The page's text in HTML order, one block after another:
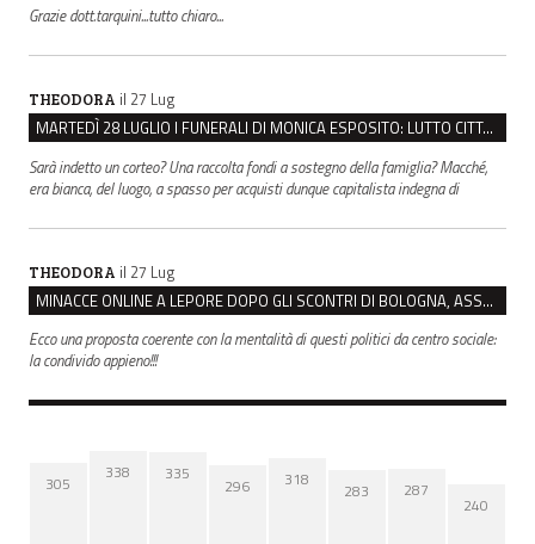
Grazie dott.tarquini...tutto chiaro...
THEODORA il 27 Lug
MARTEDÌ 28 LUGLIO I FUNERALI DI MONICA ESPOSITO: LUTTO CITTADINO A MODENA E NONANTOLA
Sarà indetto un corteo? Una raccolta fondi a sostegno della famiglia? Macché,
era bianca, del luogo, a spasso per acquisti dunque capitalista indegna di
THEODORA il 27 Lug
MINACCE ONLINE A LEPORE DOPO GLI SCONTRI DI BOLOGNA, ASSEGNATA LA SCORTA AL SINDACO
Ecco una proposta coerente con la mentalità di questi politici da centro sociale:
la condivido appieno!!!
305 338 335
296 318
283 287
240